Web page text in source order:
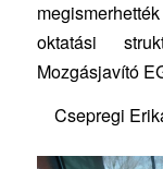
oktatási
Mozgásjavító
Csepregi